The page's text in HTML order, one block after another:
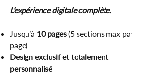
L’expérience digitale complète.
Jusqu’à 10 pages(5 sections max par
page)
Design exclusif et totalement
personnalisé